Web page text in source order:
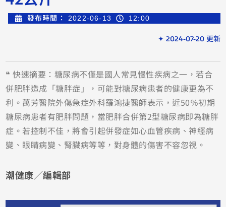
發布時間： 2022-06-13 12:00
✦ 2024-07-20 更新
❝ 快速摘要：糖尿病不僅是國人常見慢性疾病之一，若合
併肥胖造成「糖胖症」，可能對糖尿病患者的健康更為不
利。萬芳醫院外傷急症外科羅鴻捷醫師表示，近50％初期
糖尿病患者有肥胖問題，當肥胖合併第2型糖尿病即為糖胖
症。若控制不佳，將會引起併發症如心血管疾病、神經病
變、眼睛病變、腎臟病等等，對身體的傷害不容忽視。
潮健康／編輯部